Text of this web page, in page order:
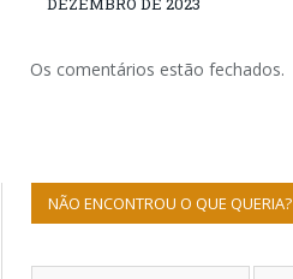
Os comentários estão fechados.
NÃO ENCONTROU O QUE QUERIA?